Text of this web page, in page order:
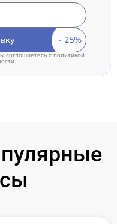
соглашаетесь cполитикой